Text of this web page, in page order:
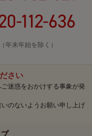
年末年始を除く）
さい
迷惑をおかけする事象が発
のないようお願い申し上げ